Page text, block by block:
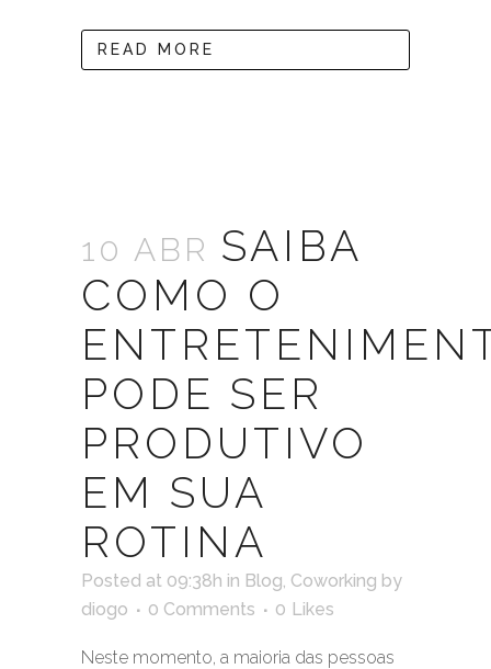
READ MORE
10 ABR SAIBA
COMO O
PODE SER
PRODUTIVO
EM SUA
ROTINA
Posted at 09:38h in Blog, Coworking by
diogo
0 Comments 0 Likes
Neste momento, a maioria das pessoas